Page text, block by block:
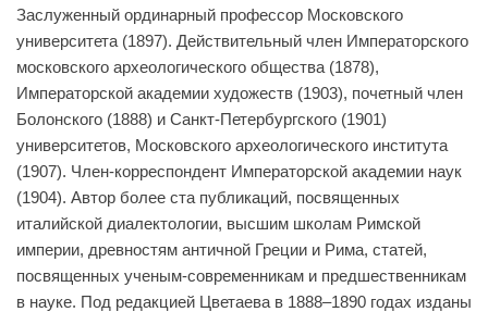
Заслуженный ординарный профессор Московского
университета (1897). Действительный член Императорского
московского археологического общества (1878),
Императорской академии художеств (1903), почетный член
Болонского (1888) и Санкт-Петербургского (1901)
университетов, Московского археологического института
(1907). Член-корреспондент Императорской академии наук
(1904). Автор более ста публикаций, посвященных
италийской диалектологии, высшим школам Римской
империи, древностям античной Греции и Рима, статей,
посвященных ученым-современникам и предшественникам
в науке. Под редакцией Цветаева в 1888–1890 годах изданы